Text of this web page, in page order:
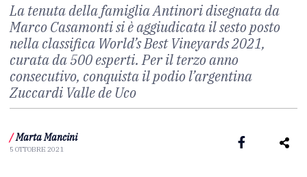
La tenuta della famiglia Antinori disegnata da
Marco Casamonti si è aggiudicata il sesto posto
nella classifica World’s Best Vineyards 2021,
curata da 500 esperti. Per il terzo anno
consecutivo, conquista il podio l’argentina
Zuccardi Valle de Uco
/ Marta Mancini
5 OTTOBRE 2021